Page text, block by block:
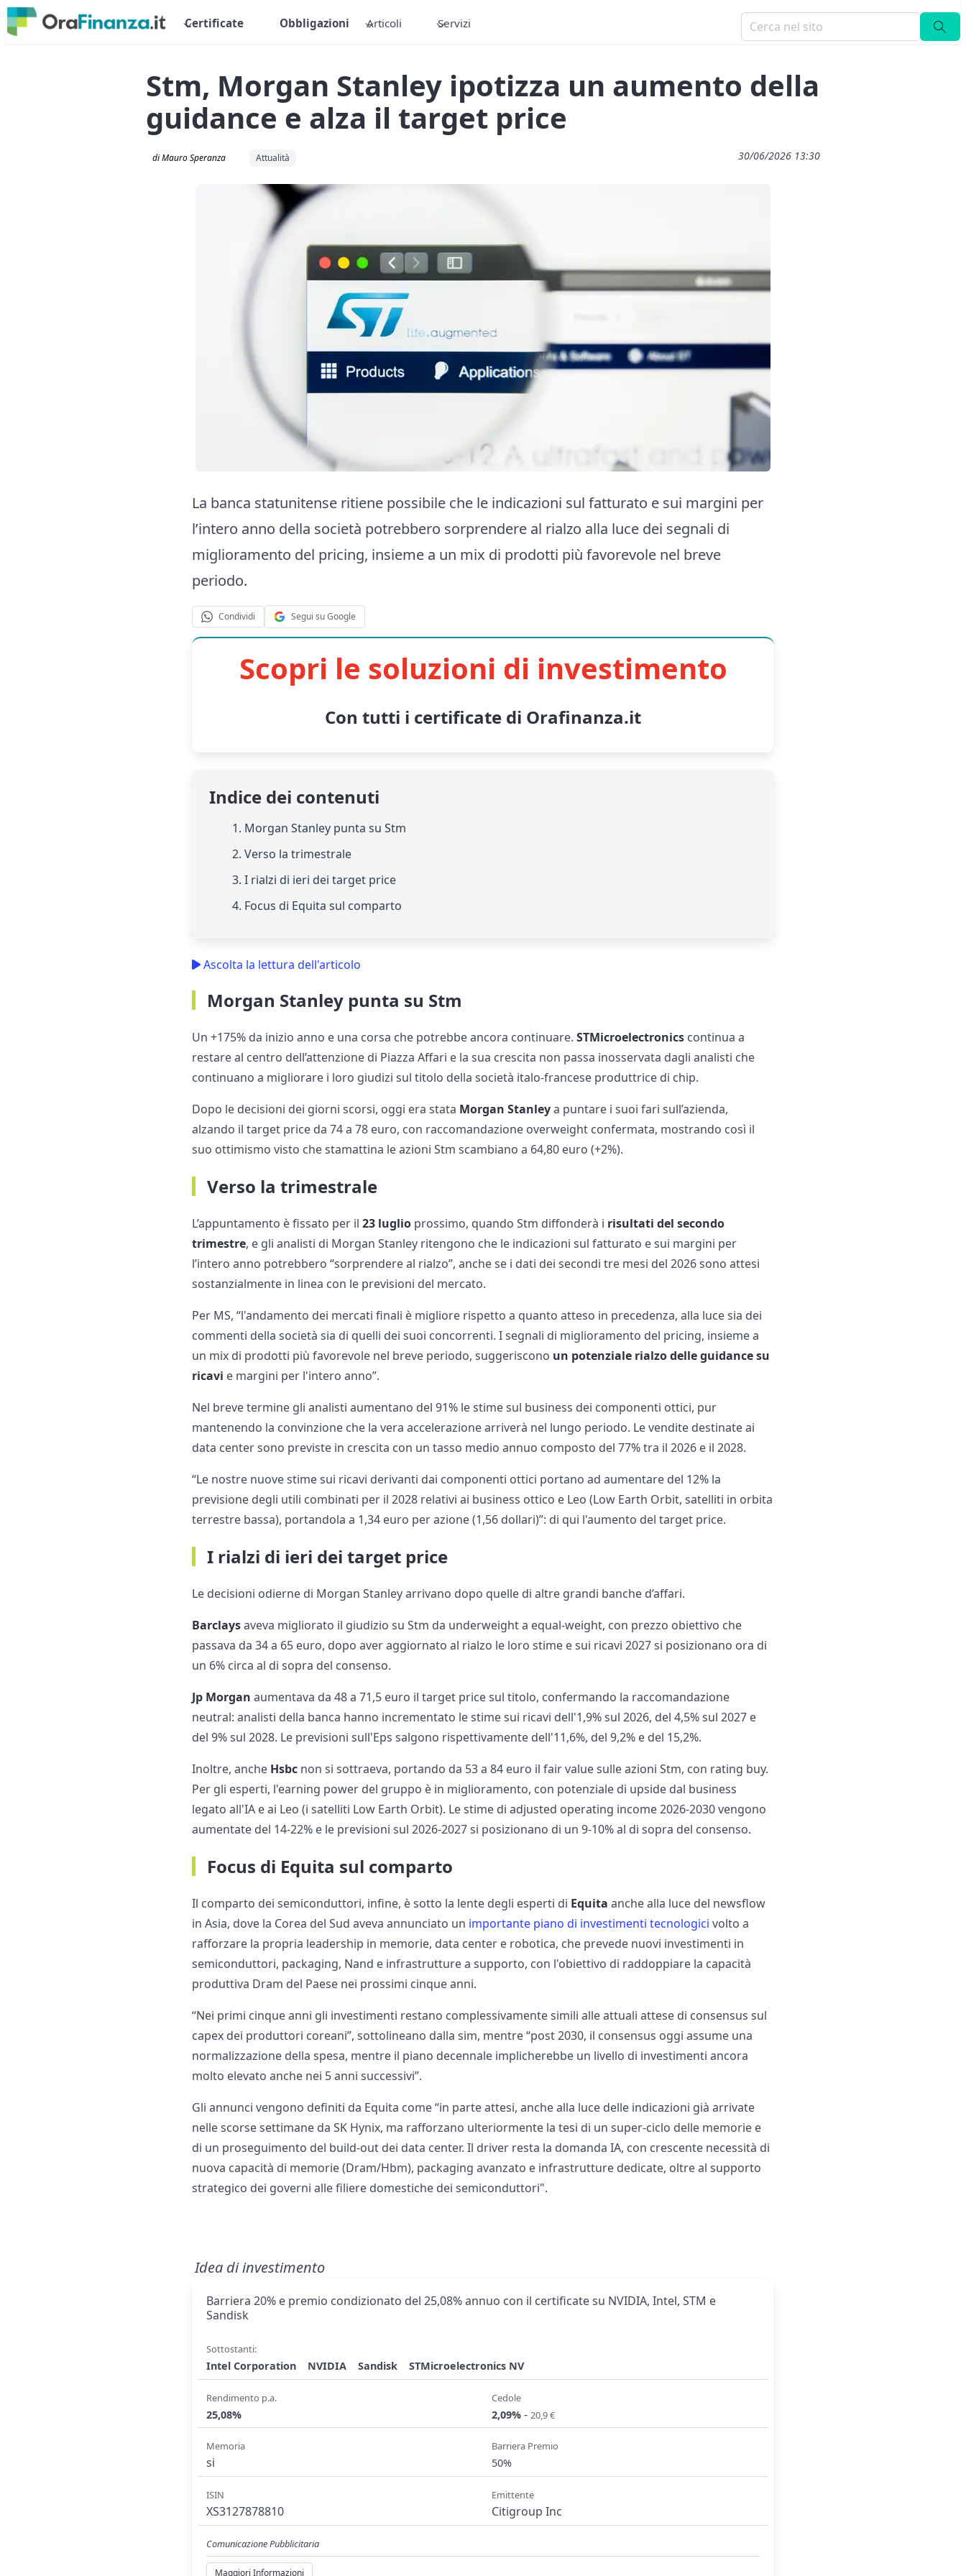
Certificate Obbligazioni Articoli Servizi
Stm, Morgan Stanley ipotizza un aumento della
guidance e alza il target price
di Mauro Speranza Attualità 30/06/2026 13:30
La banca statunitense ritiene possibile che le indicazioni sul fatturato e sui margini per
l’intero anno della società potrebbero sorprendere al rialzo alla luce dei segnali di
miglioramento del pricing, insieme a un mix di prodotti più favorevole nel breve
periodo.
Condividi Segui su Google
Scopri le soluzioni di investimento
Con tutti i certificate di Orafinanza.it
Indice dei contenuti
1. Morgan Stanley punta su Stm
2. Verso la trimestrale
3. I rialzi di ieri dei target price
4. Focus di Equita sul comparto
Ascolta la lettura dell'articolo
Morgan Stanley punta su Stm
Un +175% da inizio anno e una corsa che potrebbe ancora continuare.STMicroelectronics continua a
restare al centro dell’attenzione di Piazza Affari e la sua crescita non passa inosservata dagli analisti che
continuano a migliorare i loro giudizi sul titolo della società italo-francese produttrice di chip.
Dopo le decisioni dei giorni scorsi, oggi era stata Morgan Stanleya puntare i suoi fari sull’azienda,
alzando il target price da 74 a 78 euro, con raccomandazione overweight confermata, mostrando così il
suo ottimismo visto che stamattina le azioni Stm scambiano a 64,80 euro (+2%).
Verso la trimestrale
L’appuntamento è fissato per il23 luglio prossimo, quando Stm diffonderà i risultati del secondo
trimestre, e gli analisti di Morgan Stanley ritengono che le indicazioni sul fatturato e sui margini per
l’intero anno potrebbero “sorprendere al rialzo”, anche se i dati dei secondi tre mesi del 2026 sono attesi
sostanzialmente in linea con le previsioni del mercato.
Per MS, “l'andamento dei mercati finali è migliore rispetto a quanto atteso in precedenza, alla luce sia dei
commenti della società sia di quelli dei suoi concorrenti. I segnali di miglioramento del pricing, insieme a
un mix di prodotti più favorevole nel breve periodo, suggeriscono un potenziale rialzo delle guidance su
ricavi e margini per l'intero anno”.
Nel breve termine gli analisti aumentano del 91% le stime sul business dei componenti ottici, pur
mantenendo la convinzione che la vera accelerazione arriverà nel lungo periodo. Le vendite destinate ai
data center sono previste in crescita con un tasso medio annuo composto del 77% tra il 2026 e il 2028.
“Le nostre nuove stime sui ricavi derivanti dai componenti ottici portano ad aumentare del 12% la
previsione degli utili combinati per il 2028 relativi ai business ottico e Leo (Low Earth Orbit, satelliti in orbita
terrestre bassa), portandola a 1,34 euro per azione (1,56 dollari)”: di qui l'aumento del target price.
I rialzi di ieri dei target price
Le decisioni odierne di Morgan Stanley arrivano dopo quelle di altre grandi banche d’affari.
Barclaysaveva migliorato il giudizio su Stm da underweight a equal-weight, con prezzo obiettivo che
passava da 34 a 65 euro, dopo aver aggiornato al rialzo le loro stime e sui ricavi 2027 si posizionano ora di
un 6% circa al di sopra del consenso.
Jp Morganaumentava da 48 a 71,5 euro il target price sul titolo, confermando la raccomandazione
neutral: analisti della banca hanno incrementato le stime sui ricavi dell'1,9% sul 2026, del 4,5% sul 2027 e
del 9% sul 2028. Le previsioni sull'Eps salgono rispettivamente dell'11,6%, del 9,2% e del 15,2%.
Inoltre, anche Hsbc non si sottraeva, portando da 53 a 84 euro il fair value sulle azioni Stm, con rating buy.
Per gli esperti, l'earning power del gruppo è in miglioramento, con potenziale di upside dal business
legato all'IA e ai Leo (i satelliti Low Earth Orbit). Le stime di adjusted operating income 2026-2030 vengono
aumentate del 14-22% e le previsioni sul 2026-2027 si posizionano di un 9-10% al di sopra del consenso.
Focus di Equita sul comparto
Il comparto dei semiconduttori, infine, è sotto la lente degli esperti di Equita anche alla luce del newsflow
in Asia, dove la Corea del Sud aveva annunciato un importante piano di investimenti tecnologici volto a
rafforzare la propria leadership in memorie, data center e robotica, che prevede nuovi investimenti in
semiconduttori, packaging, Nand e infrastrutture a supporto, con l'obiettivo di raddoppiare la capacità
produttiva Dram del Paese nei prossimi cinque anni.
“Nei primi cinque anni gli investimenti restano complessivamente simili alle attuali attese di consensus sul
capex dei produttori coreani”, sottolineano dalla sim, mentre “post 2030, il consensus oggi assume una
normalizzazione della spesa, mentre il piano decennale implicherebbe un livello di investimenti ancora
molto elevato anche nei 5 anni successivi”.
Gli annunci vengono definiti da Equita come “in parte attesi, anche alla luce delle indicazioni già arrivate
nelle scorse settimane da SK Hynix, ma rafforzano ulteriormente la tesi di un super-ciclo delle memorie e
di un proseguimento del build-out dei data center. Il driver resta la domanda IA, con crescente necessità di
nuova capacità di memorie (Dram/Hbm), packaging avanzato e infrastrutture dedicate, oltre al supporto
strategico dei governi alle filiere domestiche dei semiconduttori".
Idea di investimento
Barriera 20% e premio condizionato del 25,08% annuo con il certificate su NVIDIA, Intel, STM e
Sandisk
Sottostanti:
Intel Corporation NVIDIA Sandisk STMicroelectronics NV
Rendimento p.a.
25,08%
Cedole
2,09% - 20,9 €
Memoria
si
Barriera Premio
50%
ISIN
XS3127878810
Emittente
Citigroup Inc
Comunicazione Pubblicitaria
Maggiori Informazioni